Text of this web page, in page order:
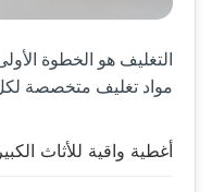
التغليف هو الخطوة
مواد تغليف متخصصة لكل
أغطية واقية للأثاث الكبير